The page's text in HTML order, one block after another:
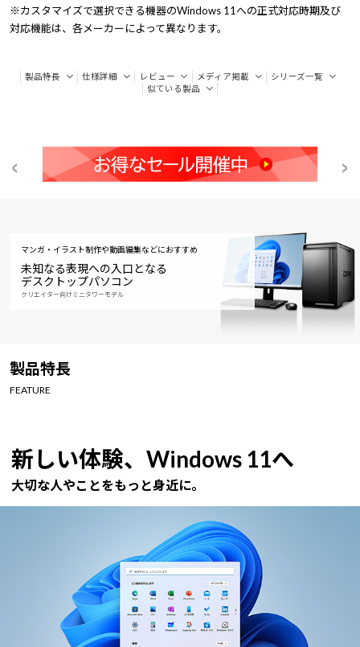
※カスタマイズで選択できる機器のWindows 11への正式対応時期及び
対応機能は、各メーカーによって異なります。
製品特長 仕様詳細 レビュー メディア掲載
シリーズ一覧
似ている製品
マンガ・イラスト制作や動画編集などにおすすめ
未知なる表現への入口となる
デスクトップパソコン
クリエイター向けミニタワーモデル
製品特長
FEATURE
新しい体験、Windows 11へ
大切な人やことをもっと身近に。